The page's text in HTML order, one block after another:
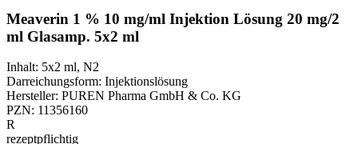
Meaverin 1 % 10 mg/ml Injektion Lösung 20 mg/2
ml Glasamp. 5x2 ml
Inhalt: 5x2 ml, N2
Darreichungsform: Injektionslösung
Hersteller: PUREN Pharma GmbH & Co. KG
PZN: 11356160
R
rezeptpflichtig